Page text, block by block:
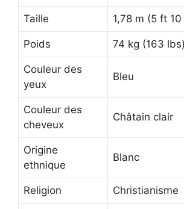
Taille 1,78 m (5 ft 10
Poids 74 kg (163 lbs)
Couleur des
yeux
Bleu
Couleur des
cheveux
Châtain clair
Origine
ethnique
Blanc
Religion Christianisme